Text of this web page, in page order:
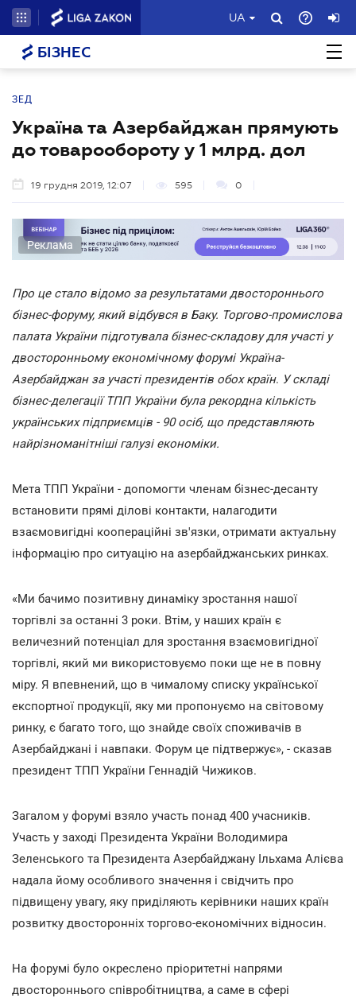
UA
БІЗНЕС
ЗЕД
Україна та Азербайджан прямують
до товарообороту у 1 млрд. дол
19 грудня 2019, 12:07 595 0
Реклама
Про це стало відомо за результатами двостороннього
бізнес-форуму, який відбувся в Баку. Торгово-промислова
палата України підготувала бізнес-складову для участі у
двосторонньому економічному форумі Україна-
Азербайджан за участі президентів обох країн. У складі
бізнес-делегації ТПП України була рекордна кількість
українських підприємців - 90 осіб, що представляють
найрізноманітніші галузі економіки.
Мета ТПП України - допомогти членам бізнес-десанту
встановити прямі ділові контакти, налагодити
взаємовигідні коопераційні зв'язки, отримати актуальну
інформацію про ситуацію на азербайджанських ринках.
«Ми бачимо позитивну динаміку зростання нашої
торгівлі за останні 3 роки. Втім, у наших країн є
величезний потенціал для зростання взаємовигідної
торгівлі, який ми використовуємо поки ще не в повну
міру. Я впевнений, що в чималому списку української
експортної продукції, яку ми пропонуємо на світовому
ринку, є багато того, що знайде своїх споживачів в
Азербайджані і навпаки. Форум це підтвержує», - сказав
президент ТПП України Геннадій Чижиков.
Загалом у форумі взяло участь понад 400 учасників.
Участь у заході Президента України Володимира
Зеленського та Президента Азербайджану Ільхама Алієва
надала йому особливого значення і свідчить про
підвищену увагу, яку приділяють керівники наших країн
розвитку двосторонніх торгово-економічних відносин.
На форумі було окреслено пріоритетні напрями
двостороннього співробітництва, а саме в сфері